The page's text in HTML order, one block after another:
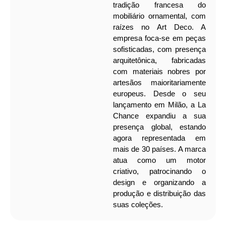
tradição francesa do
mobiliário ornamental, com
raízes no Art Deco. A
empresa foca-se em peças
sofisticadas, com presença
arquitetônica, fabricadas
com materiais nobres por
artesãos maioritariamente
europeus. Desde o seu
lançamento em Milão, a La
Chance expandiu a sua
presença global, estando
agora representada em
mais de 30 países. A marca
atua como um motor
criativo, patrocinando o
design e organizando a
produção e distribuição das
suas coleções.